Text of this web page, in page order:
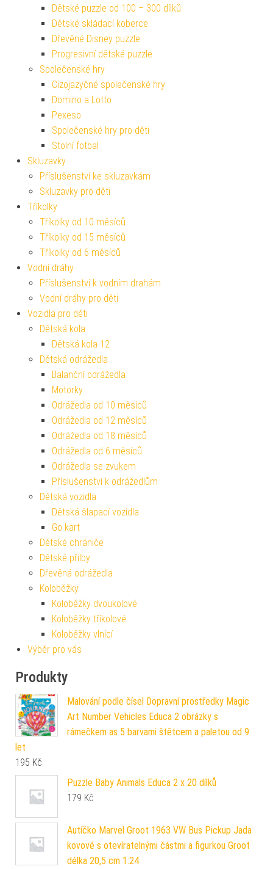
Dětské puzzle od 100 – 300 dílků
Dětské skládací koberce
Dřevěné Disney puzzle
Progresivní dětské puzzle
Společenské hry
Cizojazyčné společenské hry
Domino a Lotto
Pexeso
Společenské hry pro děti
Stolní fotbal
Skluzavky
Příslušenství ke skluzavkám
Skluzavky pro děti
Tříkolky
Tříkolky od 10 měsíců
Tříkolky od 15 měsíců
Tříkolky od 6 měsíců
Vodní dráhy
Příslušenství k vodním drahám
Vodní dráhy pro děti
Vozidla pro děti
Dětská kola
Dětská kola 12
Dětská odrážedla
Balanční odrážedla
Motorky
Odrážedla od 10 měsíců
Odrážedla od 12 měsíců
Odrážedla od 18 měsíců
Odrážedla od 6 měsíců
Odrážedla se zvukem
Příslušenství k odrážedlům
Dětská vozidla
Dětská šlapací vozidla
Go kart
Dětské chrániče
Dětské přilby
Dřevěná odrážedla
Koloběžky
Koloběžky dvoukolové
Koloběžky tříkolové
Koloběžky vlnící
Výběr pro vás
Produkty
Malování podle čísel Dopravní prostředky Magic
Art Number Vehicles Educa 2 obrázky s
rámečkem as 5 barvami štětcem a paletou od 9
let
195 Kč
Puzzle Baby Animals Educa 2 x 20 dílků
179 Kč
Autíčko Marvel Groot 1963 VW Bus Pickup Jada
kovové s otevíratelnými částmi a figurkou Groot
délka 20,5 cm 1:24